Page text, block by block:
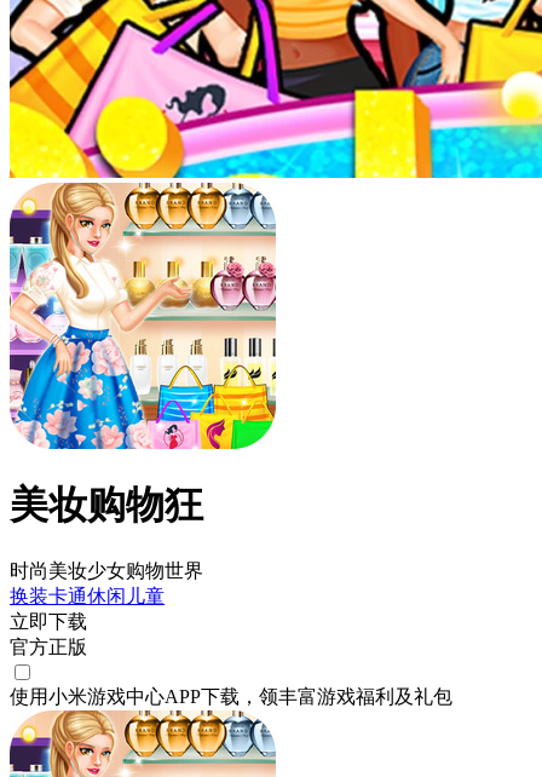
美妆购物狂
时尚美妆少女购物世界
换装卡通休闲 儿童
立即下载
官方正版
使用小米游戏中心APP下载 ，领丰富游戏福利 及礼包